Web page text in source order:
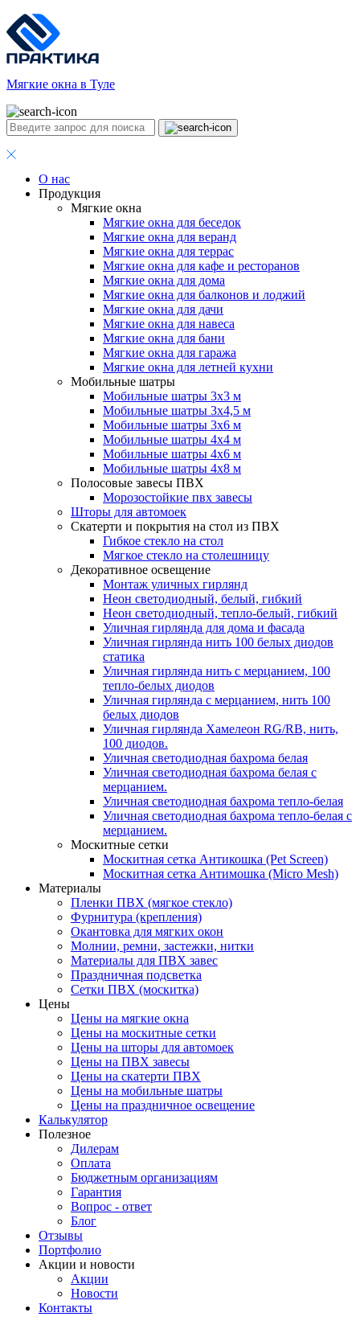
Мягкие окна в Туле
О нас
Продукция
Мягкие окна
Мягкие окна для беседок
Мягкие окна для веранд
Мягкие окна для террас
Мягкие окна для кафе и ресторанов
Мягкие окна для дома
Мягкие окна для балконов и лоджий
Мягкие окна для дачи
Мягкие окна для навеса
Мягкие окна для бани
Мягкие окна для гаража
Мягкие окна для летней кухни
Мобильные шатры
Мобильные шатры 3х3 м
Мобильные шатры 3х4,5 м
Мобильные шатры 3х6 м
Мобильные шатры 4х4 м
Мобильные шатры 4х6 м
Мобильные шатры 4х8 м
Полосовые завесы ПВХ
Морозостойкие пвх завесы
Шторы для автомоек
Скатерти и покрытия на стол из ПВХ
Гибкое стекло на стол
Мягкое стекло на столешницу
Декоративное освещение
Монтаж уличных гирлянд
Неон светодиодный, белый, гибкий
Неон светодиодный, тепло-белый, гибкий
Уличная гирлянда для дома и фасада
Уличная гирлянда нить 100 белых диодов
статика
Уличная гирлянда нить с мерцанием, 100
тепло-белых диодов
Уличная гирлянда с мерцанием, нить 100
белых диодов
Уличная гирлянда Хамелеон RG/RB, нить,
100 диодов.
Уличная светодиодная бахрома белая
Уличная светодиодная бахрома белая с
мерцанием.
Уличная светодиодная бахрома тепло-белая
Уличная светодиодная бахрома тепло-белая с
мерцанием.
Москитные сетки
Москитная сетка Антикошка (Pet Screen)
Москитная сетка Антимошка (Micro Mesh)
Материалы
Пленки ПВХ (мягкое стекло)
Фурнитура (крепления)
Окантовка для мягких окон
Молнии, ремни, застежки, нитки
Материалы для ПВХ завес
Праздничная подсветка
Сетки ПВХ (москитка)
Цены
Цены на мягкие окна
Цены на москитные сетки
Цены на шторы для автомоек
Цены на ПВХ завесы
Цены на скатерти ПВХ
Цены на мобильные шатры
Цены на праздничное освещение
Калькулятор
Полезное
Дилерам
Оплата
Бюджетным организациям
Гарантия
Вопрос - ответ
Блог
Отзывы
Портфолио
Акции и новости
Акции
Новости
Контакты